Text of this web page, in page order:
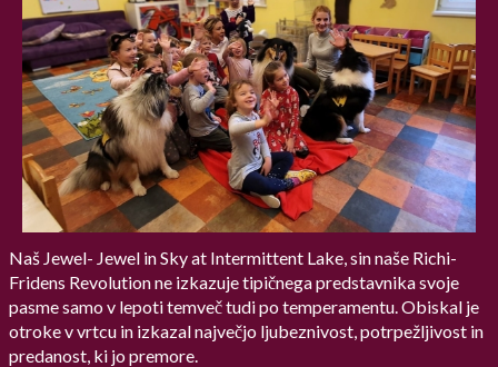
Naš Jewel- Jewel in Sky at Intermittent Lake, sin naše Richi-
Fridens Revolution ne izkazuje tipičnega predstavnika svoje
pasme samo v lepoti temveč tudi po temperamentu. Obiskal je
otroke v vrtcu in izkazal največjo ljubeznivost, potrpežljivost in
predanost, ki jo premore.